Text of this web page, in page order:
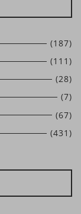
(187)
(111)
(28)
(7)
(67)
(431)